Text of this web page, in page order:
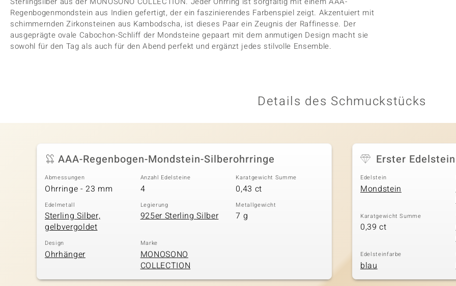
Regenbogenmondstein aus Indien gefertigt, der ein faszinierendes Farbenspiel zeigt. Akzentuiert mit
schimmernden Zirkonsteinen aus Kambodscha, ist dieses Paar ein Zeugnis der Raffinesse. Der
ausgeprägte ovale Cabochon-Schliff der Mondsteine gepaart mit dem anmutigen Design macht sie
sowohl für den Tag als auch für den Abend perfekt und ergänzt jedes stilvolle Ensemble.
Details des Schmuckstücks
AAA-Regenbogen-Mondstein-Silberohrringe
Abmessungen
Ohrringe - 23 mm
Anzahl Edelsteine
4
Karatgewicht Summe
0,43 ct
Edelmetall
Sterling Silber,
gelbvergoldet
Legierung
925er Sterling Silber
Metallgewicht
7 g
Design
Ohrhänger
Marke
MONOSONO
COLLECTION
Erster Edelstein
Edelstein
Mondstein
Karatgewicht Summe
0,39 ct
Edelsteinfarbe
blau